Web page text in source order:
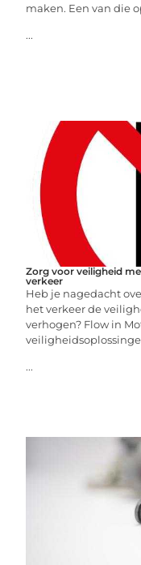
maken. Een van die
...
Zorg voor veiligheid
verkeer
Heb je nagedacht
het verkeer de
verhogen? Flow in
...